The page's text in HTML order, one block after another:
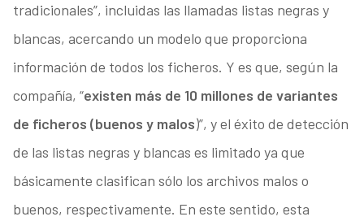
tradicionales”, incluidas las llamadas listas negras y
blancas, acercando un modelo que proporciona
información de todos los ficheros. Y es que, según la
compañía, “existen más de 10 millones de variantes
de ficheros (buenos y malos)”, y el éxito de detección
de las listas negras y blancas es limitado ya que
básicamente clasifican sólo los archivos malos o
buenos, respectivamente. En este sentido, esta